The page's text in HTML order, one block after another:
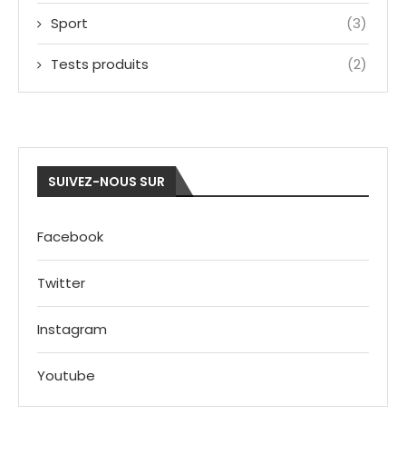
Sport (3)
Tests produits (2)
SUIVEZ-NOUS SUR
Facebook
Twitter
Instagram
Youtube